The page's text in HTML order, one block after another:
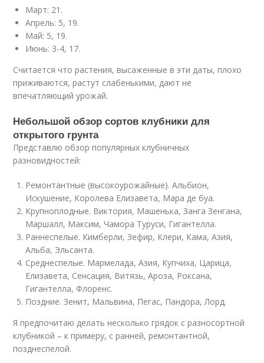
Март: 21.
Апрель: 5, 19.
Май: 5, 19.
Июнь: 3-4, 17.
Считается что растения, высаженные в эти даты, плохо
приживаются, растут слабенькими, дают не
впечатляющий урожай.
Небольшой обзор сортов клубники для
открытого грунта
Представлю обзор популярных клубничных
разновидностей:
Ремонтантные (высокоурожайные). Альбион,
Искушение, Королева Елизавета, Мара де буа.
Крупноплодные. Виктория, Машенька, Занга Зенгана,
Маршалл, Максим, Чамора Туруси, Гигантелла.
Раннеспелые. Кимберли, Зефир, Клери, Кама, Азия,
Альба, Эльсанта.
Среднеспелые. Мармелада, Азия, Купчиха, Царица,
Елизавета, Сенсация, Витязь, Ароза, Роксана,
Гигантелла, Флоренс.
Поздние. Зенит, Мальвина, Пегас, Пандора, Лорд.
Я предпочитаю делать несколько грядок с разносортной
клубникой – к примеру, с ранней, ремонтантной,
позднеспелой.